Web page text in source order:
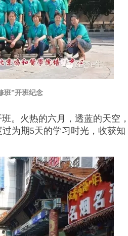
班”开班纪念
。火热的六月，透蓝的天空，
为期5天的学习时光，收获知